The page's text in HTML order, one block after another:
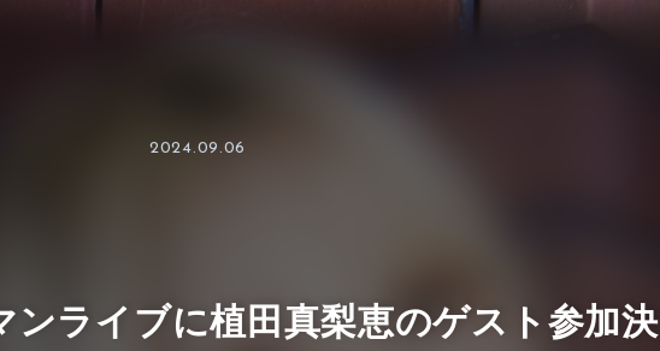
2024.09.06
ライブに植田真梨恵のゲスト参加決